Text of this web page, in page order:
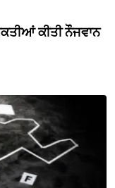
ਕੀਤੀ ਨੌੌਜਵਾਨ